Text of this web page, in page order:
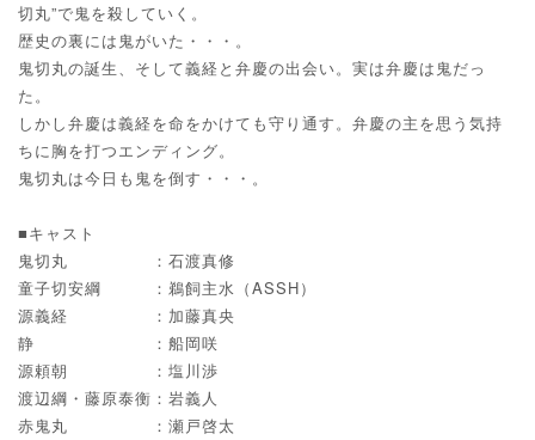
切丸”で鬼を殺していく。
歴史の裏には鬼がいた・・・。
鬼切丸の誕生、そして義経と弁慶の出会い。実は弁慶は鬼だっ
た。
しかし弁慶は義経を命をかけても守り通す。弁慶の主を思う気持
ちに胸を打つエンディング。
鬼切丸は今日も鬼を倒す・・・。
■キャスト
鬼切丸 ：石渡真修
童子切安綱 ：鵜飼主水（ASSH）
源義経 ：加藤真央
静 ：船岡咲
源頼朝 ：塩川渉
渡辺綱・藤原泰衡：岩義人
赤鬼丸 ：瀬戸啓太